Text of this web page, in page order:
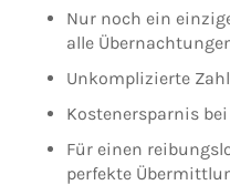
Nur noch ein
alle
Unkomplizierte
Kostenersparnis
Für einen
perfekte